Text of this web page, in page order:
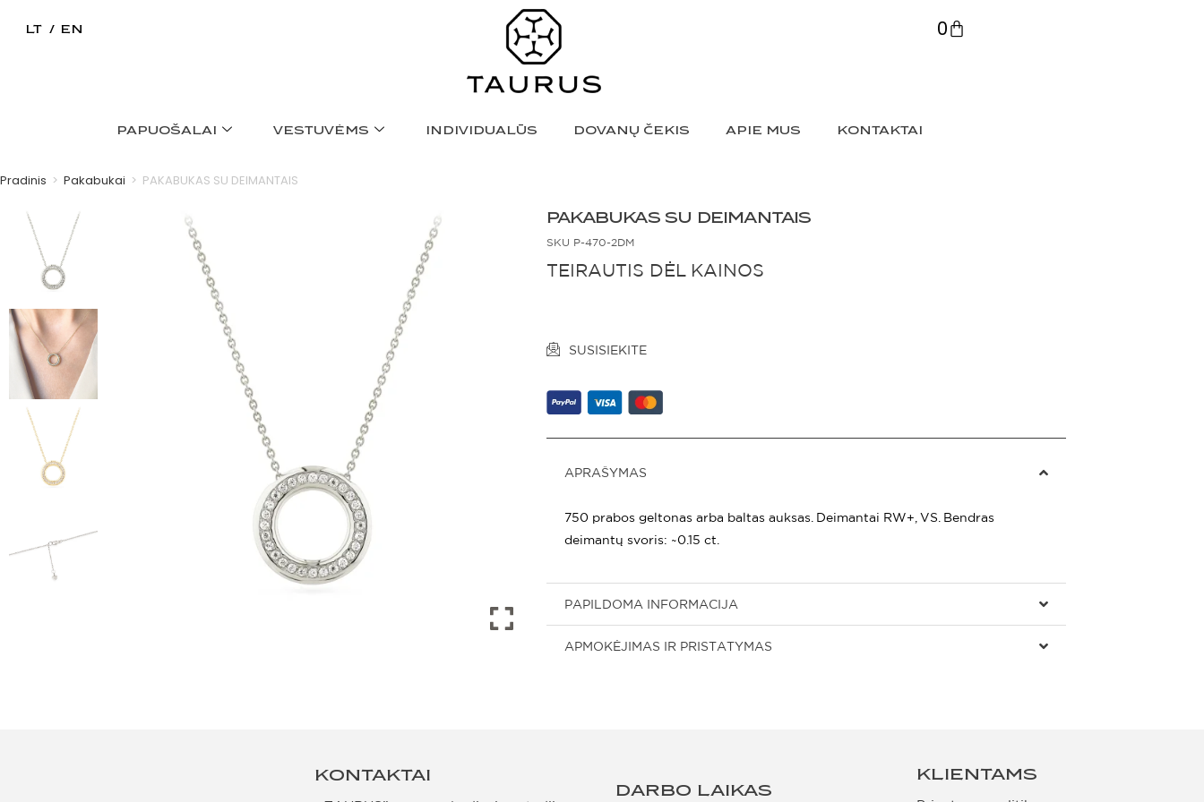
LT EN 0
PAPUOŠALAI VESTUVĖMS INDIVIDUALŪS DOVANŲ ČEKIS APIE MUS KONTAKTAI
Pradinis > Pakabukai > PAKABUKAS SU DEIMANTAIS
PAKABUKAS SU DEIMANTAIS
SKU P-470-2DM
TEIRAUTIS DĖL KAINOS
SUSISIEKITE
APRAŠYMAS
750 prabos geltonas arba baltas auksas. Deimantai RW+, VS. Bendras
deimantų svoris: ~0.15 ct.
PAPILDOMA INFORMACIJA
APMOKĖJIMAS IR PRISTATYMAS
KONTAKTAI
DARBO LAIKAS
KLIENTAMS